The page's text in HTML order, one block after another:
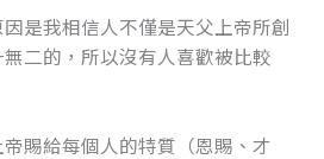
是我相信人不僅是天父上帝所創
二的，所以沒有人喜歡被比較
賜給每個人的特質（恩賜、才